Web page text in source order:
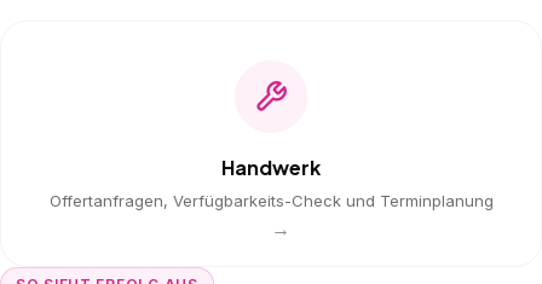
Handwerk
Offertanfragen, Verfügbarkeits-Check und Terminplanung
→